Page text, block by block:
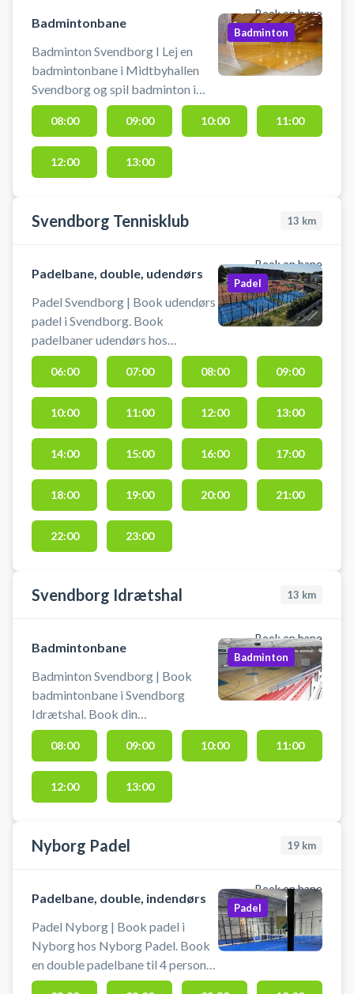
Book en bane
Badmintonbane
Badminton Svendborg I Lej en
badmintonbane i Midtbyhallen
Svendborg og spil badminton i
Svendborg.
Badminton
08:00 09:00 10:00 11:00
12:00 13:00
Svendborg Tennisklub 13 km
Book en bane
Padelbane, double, udendørs
Padel Svendborg | Book udendørs
padel i Svendborg. Book
padelbaner udendørs hos
Svendborg Tennisklub og spil
padel under åben himmel på en af
de to doublebaner med plads til 4
spillere. Svendborg Tennisklub
Svendborg, byder på udendørs
padeltennis på oplyste baner ved
siden af det stor tennisanlæg.
Padel
06:00 07:00 08:00 09:00
10:00 11:00 12:00 13:00
14:00 15:00 16:00 17:00
18:00 19:00 20:00 21:00
22:00 23:00
Svendborg Idrætshal 13 km
Book en bane
Badmintonbane
Badminton Svendborg | Book
badmintonbane i Svendborg
Idrætshal. Book din
badmintonbane og spil badminton
i Svendborg på en af idrætshallens
mange badmintonbaner. Der er
net og stænger i hjørnet syd for
Badminton
08:00 09:00 10:00 11:00
12:00 13:00
Nyborg Padel 19 km
Book en bane
Padelbane, double, indendørs
Padel Nyborg | Book padel i
Nyborg hos Nyborg Padel. Book
en double padelbane til 4 personer
og spil padel i Nyborg i et stort
Padel